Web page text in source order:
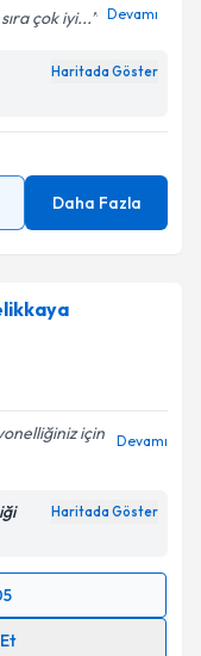
çok iyi... Devamı
Haritada Göster
Daha Fazla
için
Devamı
Haritada Göster